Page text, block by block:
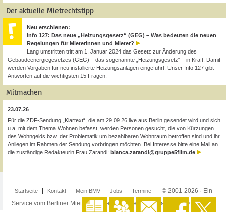
Der aktuelle Mietrechtstipp
Neu erschienen:
Info 127: Das neue „Heizungsgesetz“ (GEG) – Was bedeuten die neuen
Regelungen für Mieterinnen und Mieter?
Lang umstritten tritt am 1. Januar 2024 das Gesetz zur Änderung des
Gebäudeenergiegesetzes (GEG) – das sogenannte „Heizungsgesetz“ – in Kraft. Damit
werden Vorgaben für neu installierte Heizungsanlagen eingeführt. Unser Info 127 gibt
Antworten auf die wichtigsten 15 Fragen.
Mitmachen
23.07.26
Für die ZDF-Sendung „Klartext“, die am 29.09.26 live aus Berlin gesendet wird und sich
u.a. mit dem Thema Wohnen befasst, werden Personen gesucht, die von Kürzungen
des Wohngelds bzw. der Problematik um bezahlbaren Wohnraum betroffen sind und ihr
Anliegen im Rahmen der Sendung vorbringen möchten. Bei Interesse bitte eine Mail an
die zuständige Redakteurin Frau Zarandi: bianca.zarandi@gruppe5film.de
Startseite Kontakt Mein BMV Jobs Termine
© 2001-2026 · Ein
Service vom Berliner Mieterverein e.V. ·Impressum·Datenschutzerklärung